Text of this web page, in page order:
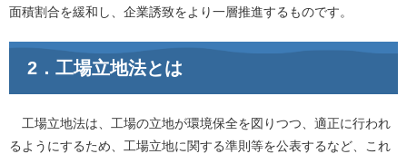
面積割合を緩和し、企業誘致をより一層推進するものです。
2．工場立地法とは
工場立地法は、工場の立地が環境保全を図りつつ、適正に行われ
るようにするため、工場立地に関する準則等を公表するなど、これ